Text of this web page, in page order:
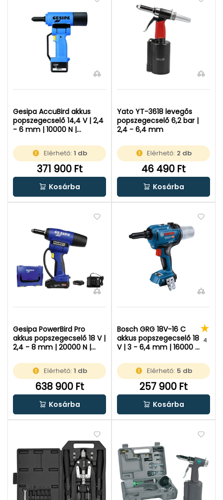
Gesipa AccuBird akkus
popszegecselő 14,4 V | 2,4
- 6 mm | 10000 N |
Kartondobozban
Elérhető: 1 db
371 900 Ft
Kosárba
Yato YT-3618 levegős
popszegecselő 6,2 bar |
2,4 - 6,4 mm
Elérhető: 2 db
46 490 Ft
Kosárba
Gesipa PowerBird Pro
akkus popszegecselő 18 V |
2,4 - 8 mm | 20000 N |
akku + töltő | L-Boxx-ban
Elérhető: 1 db
638 900 Ft
Kosárba
Bosch GRG 18V-16 C
akkus popszegecselő 18
V | 3 - 6,4 mm | 16000 N
Akku és töltő nélkül |
Kartondobozban
4
Elérhető: 5 db
257 900 Ft
Kosárba